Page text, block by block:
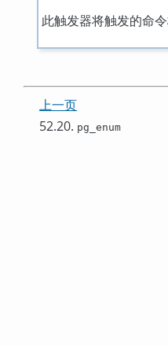
此触发器将触发的命
上一页
52.20. pg_enum